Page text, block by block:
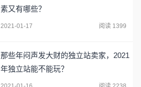
素又有哪些？
2021-01-17 阅读 1399
那些年闷声发大财的独立站卖家，2021
年独立站能不能玩？